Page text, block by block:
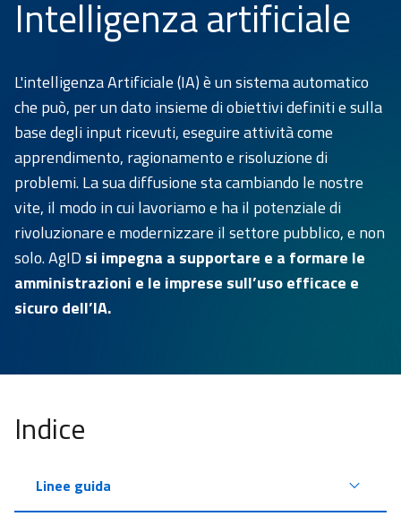
Intelligenza
artificiale
e usabilità
Appalti
innovativi
E-
Procurement
Monitoraggio
contratti
Data
Pubblico di
Connettività
e
Open
Intelligenza artificiale
L'intelligenza Artificiale (IA) è un sistema automatico
che può, per un dato insieme di obiettivi definiti e sulla
base degli input ricevuti, eseguire attività come
apprendimento, ragionamento e risoluzione di
problemi. La sua diffusione sta cambiando le nostre
vite, il modo in cui lavoriamo e ha il potenziale di
rivoluzionare e modernizzare il settore pubblico, e non
solo. AgID si impegna a supportare e a formare le
amministrazioni e le imprese sull’uso efficace e
sicuro dell’IA.
Indice
Linee guida